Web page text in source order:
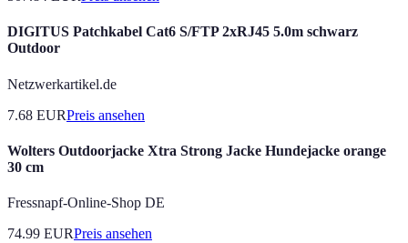
DIGITUS Patchkabel Cat6 S/FTP 2xRJ45 5.0m schwarz
Outdoor
Netzwerkartikel.de
7.68 EURPreis ansehen
Wolters Outdoorjacke Xtra Strong Jacke Hundejacke orange
30 cm
Fressnapf-Online-Shop DE
74.99 EURPreis ansehen